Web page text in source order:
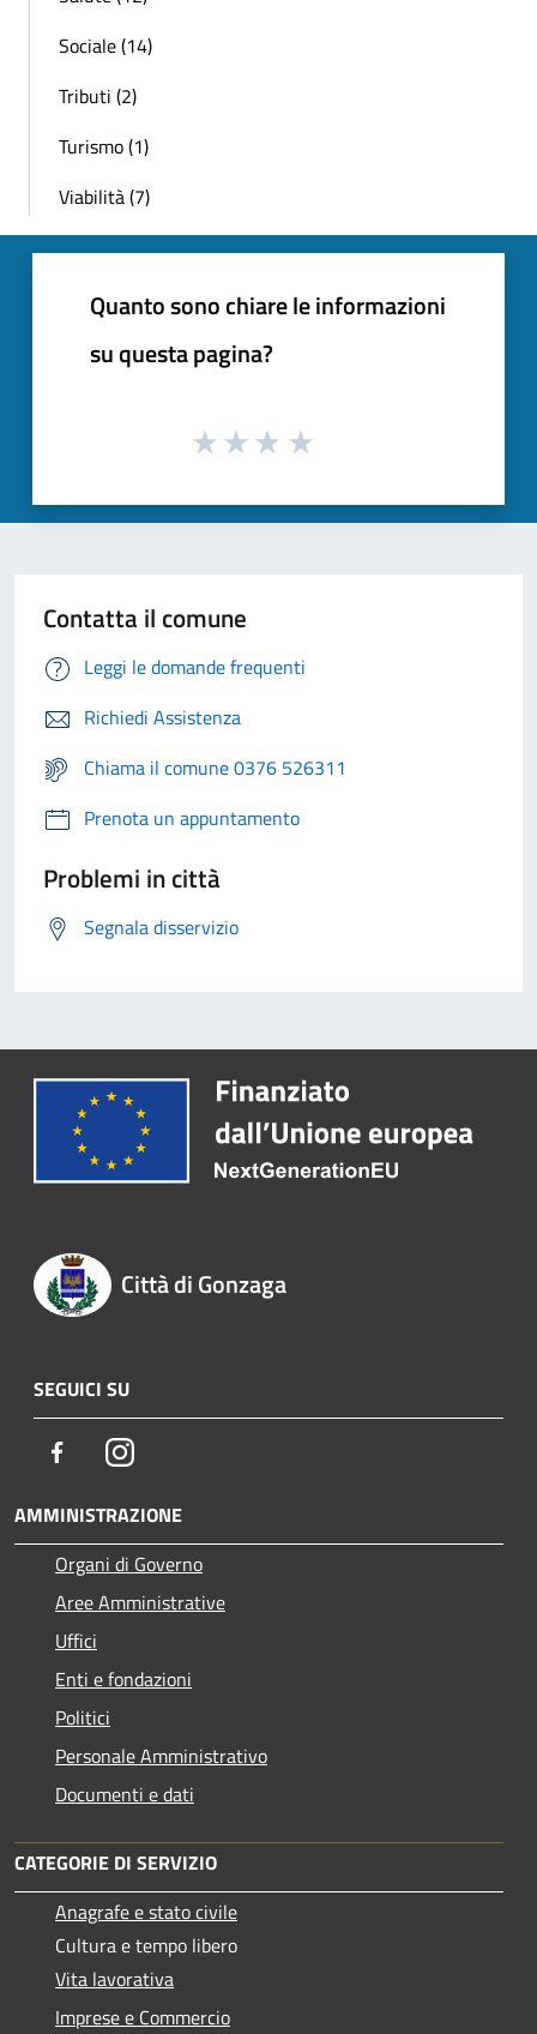
Sociale (14)
Tributi (2)
Turismo (1)
Viabilità (7)
Quanto sono chiare le informazioni
su questa pagina?
Contatta il comune
Leggi le domande frequenti
Richiedi Assistenza
Chiama il comune 0376 526311
Prenota un appuntamento
Problemi in città
Segnala disservizio
Città di Gonzaga
SEGUICI SU
FacebookInstagram
AMMINISTRAZIONE
Organi di Governo
Aree Amministrative
Uffici
Enti e fondazioni
Politici
Personale Amministrativo
Documenti e dati
CATEGORIE DI SERVIZIO
Anagrafe e stato civile
Cultura e tempo libero
Vita lavorativa
Imprese e Commercio